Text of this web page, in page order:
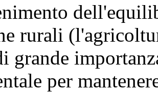
rurali
grande
per